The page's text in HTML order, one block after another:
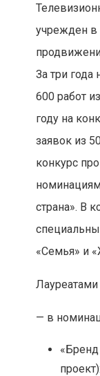
учрежден в
За три года
600 работ
году на
заявок из
конкурс
страна». В
«Семья» и
Лауреатами
— в